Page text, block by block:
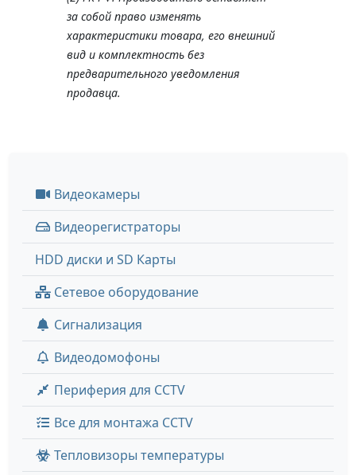
за собой право изменять
характеристики товара, его внешний
вид и комплектность без
предварительного уведомления
продавца.
Видеокамеры
Видеорегистраторы
HDD диски и SD Карты
Сетевое оборудование
Сигнализация
Видеодомофоны
Периферия для CCTV
Все для монтажа CCTV
Тепловизоры температуры